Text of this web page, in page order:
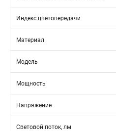
Индекс цветопередачи
Материал
Модель
Мощность
Напряжение
Световой поток, лм